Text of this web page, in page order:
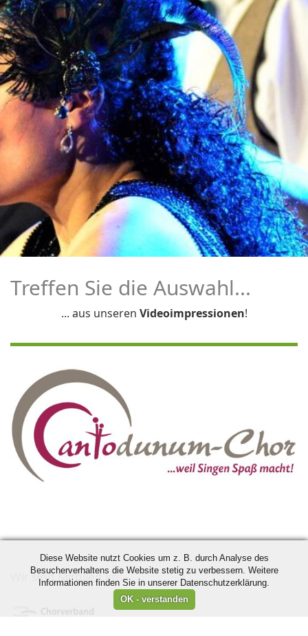
Treffen Sie die Auswahl...
... aus unseren Videoimpressionen!
Wir sind Mitglied im:
Diese Website nutzt Cookies um z. B. durch Analyse des
Besucherverhaltens die Website stetig zu verbessern. Weitere
Informationen finden Sie in unserer Datenschutzerklärung.